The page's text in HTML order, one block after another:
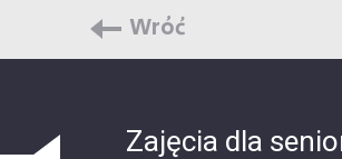
Wróć
Zajęcia dla